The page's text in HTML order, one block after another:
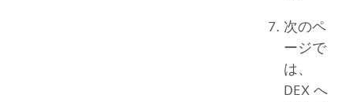
次のペ
ージで
は、
DEX へ